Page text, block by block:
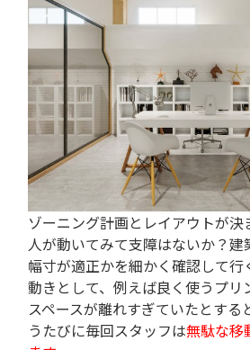
ゾーニング計画とレイアウトが
人が動いてみて支障はないか？
幅寸が適正かを細かく確認して行
動きとして、例えば良く使うプリ
スペースが離れすぎていたとする
うたびに毎回スタッフは無駄な移